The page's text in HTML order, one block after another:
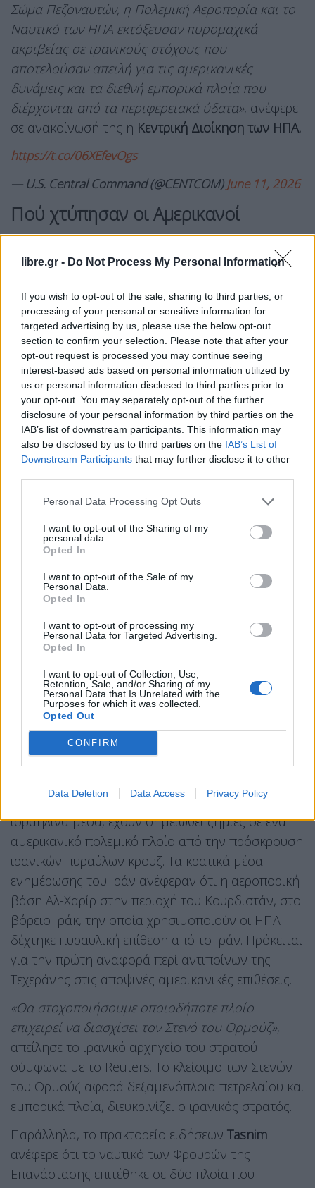
libre.gr - Do Not Process My Personal Information
If you wish to opt-out of the sale, sharing to third parties, or
processing of your personal or sensitive information for
targeted advertising by us, please use the below opt-out
section to confirm your selection. Please note that after your
opt-out request is processed you may continue seeing
interest-based ads based on personal information utilized by
us or personal information disclosed to third parties prior to
your opt-out. You may separately opt-out of the further
disclosure of your personal information by third parties on the
IAB’s list of downstream participants. This information may
also be disclosed by us to third parties on the IAB’s List of
Downstream Participants that may further disclose it to other
Personal Data Processing Opt Outs
I want to opt-out of the Sharing of my
personal data.
Opted In
I want to opt-out of the Sale of my
Personal Data.
Opted In
I want to opt-out of processing my
Personal Data for Targeted Advertising.
Opted In
I want to opt-out of Collection, Use,
Retention, Sale, and/or Sharing of my
Personal Data that Is Unrelated with the
Purposes for which it was collected.
Opted Out
CONFIRM
Data Deletion Data Access Privacy Policy
Σώμα Πεζοναυτών, η Πολεμική Αεροπορία και το
Ναυτικό των ΗΠΑ εκτόξευσαν πυρομαχικά
ακριβείας σε ιρανικούς στόχους που
αποτελούσαν απειλή για τις αμερικανικές
δυνάμεις και τα διεθνή εμπορικά πλοία που
διέρχονται από τα περιφερειακά ύδατα», ανέφερε
σε ανακοίνωσή της η Κεντρική Διοίκηση των ΗΠΑ.
https://t.co/06XEfevOgs
— U.S. Central Command (@CENTCOM) June 11, 2026
Πού χτύπησαν οι Αμερικανοί
Η κρατική τηλεόραση του Ιράν ανέφερε ότι
ακούστηκαν εκρήξεις στοΣιρίκ, στο νησί Κις, στη
Οι περιοχές αυτές βρίσκονται κατά μήκος της
νότιας ακτής του Περσικού Κόλπου του Ιράν, όπου
υπάρχουν στρατιωτικά και ναυτικά φυλάκια.
Κάτοικοι της Τεχεράνης δήλωσαν ότι άκουσαν
σειρήνες αεροπορικής άμυνας από το δυτικό
τμήμα του κυβερνητικού συγκροτήματος. Το
Tasnim, που συνδέεται με τους Φρουρούς,
ανέφερε ότι οι Ηνωμένες Πολιτείες επιτέθηκαν σε
ένα εργοστάσιο πετροχημικών στο κοίτασμα
φυσικού αερίου South Pars, το οποίο βρίσκεται
στην περιοχή Ασαλούγιε. Το ιρανικό πρακτορείο
εκρήξεις στο Μπαντάρ Αμπάς, προσθέτοντας ότι
οι εκρήξεις συνδέονται με μια επίθεση στο
ανατολικό τμήμα της πόλης.
Υψηλόβαθμος Αμερικανός αξιωματούχος
ενημέρωσε ότι οι στόχοι που δέχονται επίθεση
βρίσκονται στο νότιο Ιράν και περιλαμβάνουν
και μονάδες διοίκησης και ελέγχου μη
επανδρωμένων αεροσκαφών.
Η απάντηση της Τεχεράνης
Οι Φρουροί της Επανάστασης λένε πως
εναέριο χώρο στον Περσικό,ενώ σύμφωνα με
ισραηλινά μέσα, έχουν σημειωθεί ζημιές σε ένα
αμερικανικό πολεμικό πλοίο από την πρόσκρουση
ιρανικών πυραύλων κρουζ. Τα κρατικά μέσα
ενημέρωσης του Ιράν ανέφεραν ότι η αεροπορική
βάση Αλ-Χαρίρ στην περιοχή του Κουρδιστάν, στο
βόρειο Ιράκ, την οποία χρησιμοποιούν οι ΗΠΑ
δέχτηκε πυραυλική επίθεση από το Ιράν. Πρόκειται
για την πρώτη αναφορά περί αντιποίνων της
Τεχεράνης στις αποψινές αμερικανικές επιθέσεις.
«Θα στοχοποιήσουμε οποιοδήποτε πλοίο
επιχειρεί να διασχίσει τον Στενό του Ορμούζ»,
απείλησε το ιρανικό αρχηγείο του στρατού
σύμφωνα με το Reuters. Το κλείσιμο των Στενών
του Ορμούζ αφορά δεξαμενόπλοια πετρελαίου και
εμπορικά πλοία, διευκρινίζει ο ιρανικός στρατός.
Παράλληλα, το πρακτορείο ειδήσεων Tasnim
ανέφερε ότι το ναυτικό των Φρουρών της
Επανάστασης επιτέθηκε σε δύο πλοία που